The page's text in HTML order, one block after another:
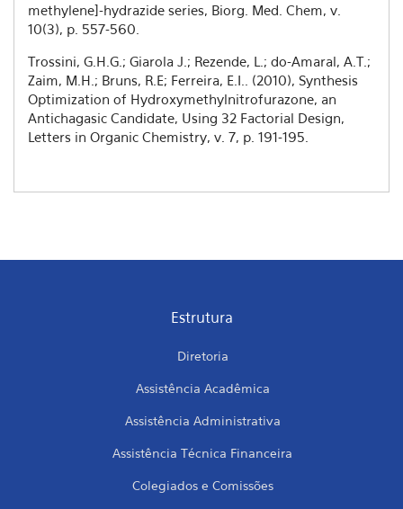
methylene]-hydrazide series, Biorg. Med. Chem, v.
10(3), p. 557-560.
Trossini, G.H.G.; Giarola J.; Rezende, L.; do-Amaral, A.T.;
Zaim, M.H.; Bruns, R.E; Ferreira, E.I.. (2010), Synthesis
Optimization of Hydroxymethylnitrofurazone, an
Antichagasic Candidate, Using 32 Factorial Design,
Letters in Organic Chemistry, v. 7, p. 191-195.
Estrutura
Diretoria
Assistência Acadêmica
Assistência Administrativa
Assistência Técnica Financeira
Colegiados e Comissões